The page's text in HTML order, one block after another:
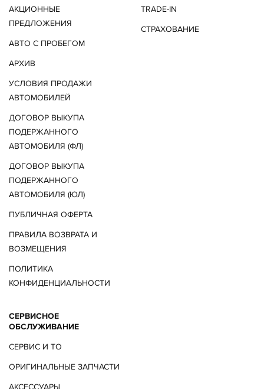
АКЦИОННЫЕ
ПРЕДЛОЖЕНИЯ
АВТО С ПРОБЕГОМ
АРХИВ
УСЛОВИЯ ПРОДАЖИ
АВТОМОБИЛЕЙ
ДОГОВОР ВЫКУПА
ПОДЕРЖАННОГО
АВТОМОБИЛЯ (ФЛ)
ДОГОВОР ВЫКУПА
ПОДЕРЖАННОГО
АВТОМОБИЛЯ (ЮЛ)
ПУБЛИЧНАЯ ОФЕРТА
ПРАВИЛА ВОЗВРАТА И
ВОЗМЕЩЕНИЯ
ПОЛИТИКА
КОНФИДЕНЦИАЛЬНОСТИ
TRADE-IN
СТРАХОВАНИЕ
СЕРВИСНОЕ
ОБСЛУЖИВАНИЕ
СЕРВИС И ТО
ОРИГИНАЛЬНЫЕ ЗАПЧАСТИ
АКСЕССУАРЫ